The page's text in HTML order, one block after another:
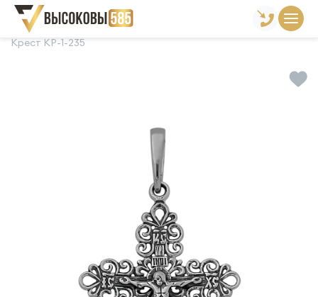
Главная Склад готовой продукции
Крест КР-1-235